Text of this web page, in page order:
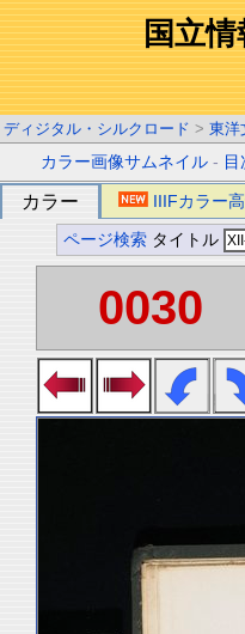
国立
ディジタル・シルクロード > 東洋
カラー画像サムネイル - 目
カラー IIIFカラー
ページ検索 タイトル
0030